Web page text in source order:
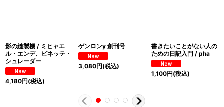
影の縫製機 / ミヒャエ
ル・エンデ、ビネッテ・
シュレーダー
4,180円(税込)
ゲンロンy 創刊号
3,080円(税込)
書きたいことがない人の
ための日記入門 / pha
1,100円(税込)